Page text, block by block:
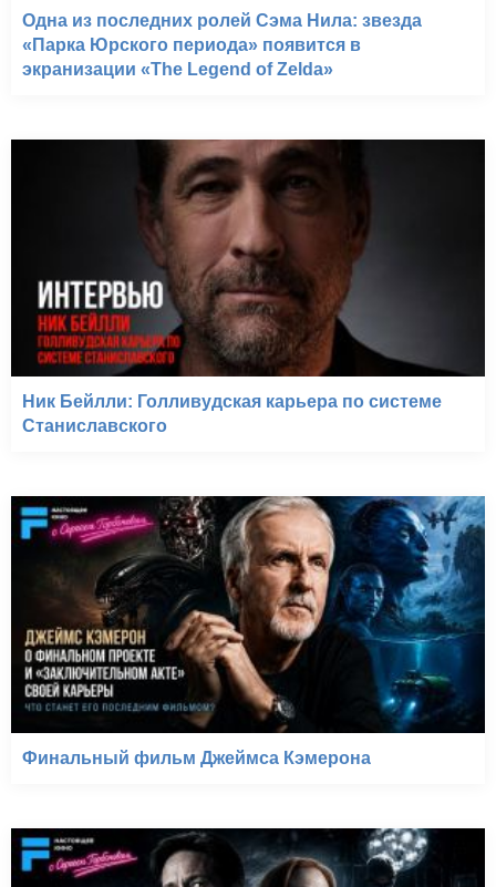
Одна из последних ролей Сэма Нила: звезда
«Парка Юрского периода» появится в
экранизации «The Legend of Zelda»
Ник Бейлли: Голливудская карьера по системе
Станиславского
Финальный фильм Джеймса Кэмерона